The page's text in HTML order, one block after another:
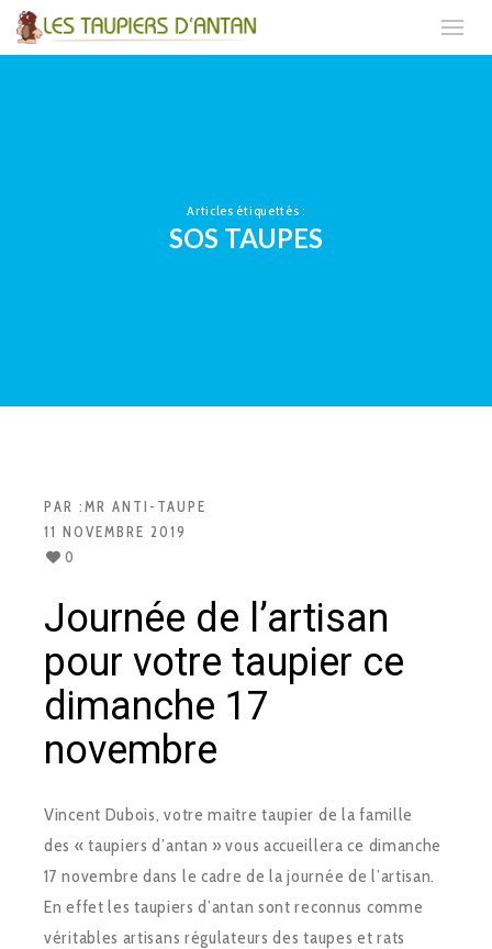
Articles étiquettés :
SOS TAUPES
PAR :MR ANTI-TAUPE
11 NOVEMBRE 2019
0
Journée de l’artisan
pour votre taupier ce
dimanche 17
novembre
Vincent Dubois, votre maitre taupier de la famille
des « taupiers d’antan » vous accueillera ce dimanche
17 novembre dans le cadre de la journée de l’artisan.
En effet les taupiers d’antan sont reconnus comme
véritables artisans régulateurs des taupes et rats